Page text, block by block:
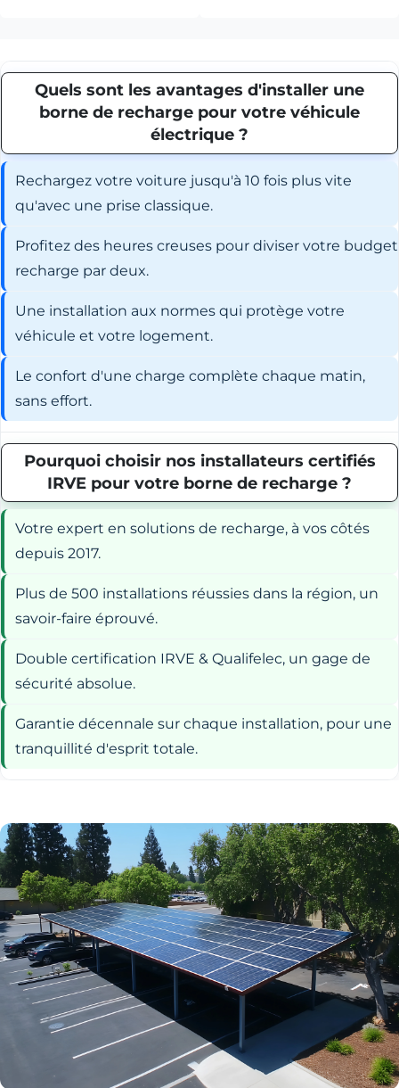
Quels sont les avantages d'installer une
borne de recharge pour votre véhicule
électrique ?
Rechargez votre voiture jusqu'à 10 fois plus vite
qu'avec une prise classique.
Profitez des heures creuses pour diviser votre budget
recharge par deux.
Une installation aux normes qui protège votre
véhicule et votre logement.
Le confort d'une charge complète chaque matin,
sans effort.
Pourquoi choisir nos installateurs certifiés
IRVE pour votre borne de recharge ?
Votre expert en solutions de recharge, à vos côtés
depuis 2017.
Plus de 500 installations réussies dans la région, un
savoir-faire éprouvé.
Double certification IRVE & Qualifelec, un gage de
sécurité absolue.
Garantie décennale sur chaque installation, pour une
tranquillité d'esprit totale.